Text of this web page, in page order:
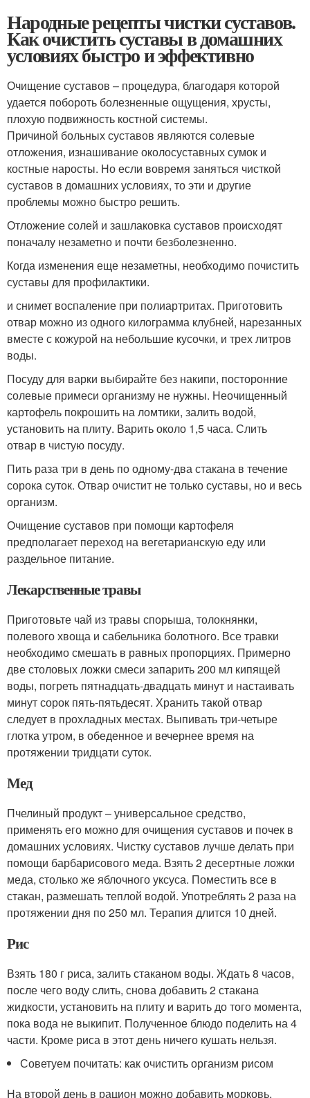
Народные рецепты чистки суставов.
Как очистить суставы в домашних
условиях быстро и эффективно
Очищение суставов – процедура, благодаря которой
удается побороть болезненные ощущения, хрусты,
плохую подвижность костной системы.
Причиной больных суставов являются солевые
отложения, изнашивание околосуставных сумок и
костные наросты. Но если вовремя заняться чисткой
суставов в домашних условиях, то эти и другие
проблемы можно быстро решить.
Отложение солей и зашлаковка суставов происходят
поначалу незаметно и почти безболезненно.
Когда изменения еще незаметны, необходимо почистить
суставы для профилактики.
и снимет воспаление при полиартритах. Приготовить
отвар можно из одного килограмма клубней, нарезанных
вместе с кожурой на небольшие кусочки, и трех литров
воды.
Посуду для варки выбирайте без накипи, посторонние
солевые примеси организму не нужны. Неочищенный
картофель покрошить на ломтики, залить водой,
установить на плиту. Варить около 1,5 часа. Слить
отвар в чистую посуду.
Пить раза три в день по одному-два стакана в течение
сорока суток. Отвар очистит не только суставы, но и весь
организм.
Очищение суставов при помощи картофеля
предполагает переход на вегетарианскую еду или
раздельное питание.
Лекарственные травы
Приготовьте чай из травы спорыша, толокнянки,
полевого хвоща и сабельника болотного. Все травки
необходимо смешать в равных пропорциях. Примерно
две столовых ложки смеси запарить 200 мл кипящей
воды, погреть пятнадцать-двадцать минут и настаивать
минут сорок пять-пятьдесят. Хранить такой отвар
следует в прохладных местах. Выпивать три-четыре
глотка утром, в обеденное и вечернее время на
протяжении тридцати суток.
Мед
Пчелиный продукт – универсальное средство,
применять его можно для очищения суставов и почек в
домашних условиях. Чистку суставов лучше делать при
помощи барбарисового меда. Взять 2 десертные ложки
меда, столько же яблочного уксуса. Поместить все в
стакан, размешать теплой водой. Употреблять 2 раза на
протяжении дня по 250 мл. Терапия длится 10 дней.
Рис
Взять 180 г риса, залить стаканом воды. Ждать 8 часов,
после чего воду слить, снова добавить 2 стакана
жидкости, установить на плиту и варить до того момента,
пока вода не выкипит. Полученное блюдо поделить на 4
части. Кроме риса в этот день ничего кушать нельзя.
Советуем почитать: как очистить организм рисом
На второй день в рацион можно добавить морковь,